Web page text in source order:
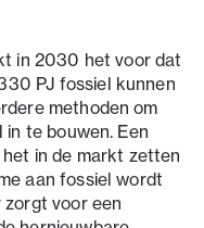
in 2030 het voor dat
PJ fossiel kunnen
methoden om
te bouwen. Een
in de markt zetten
aan fossiel wordt
zorgt voor een